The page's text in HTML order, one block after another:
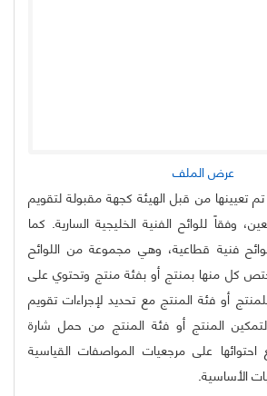
عرض الملف
تعيينها من قبل الهيئة كجهة مقبولة لتقويم
وفقاً للوائح الفنية الخليجية السارية. كما
فنية قطاعية، وهي مجموعة من اللوائح
تختص كل منها بمنتج أو بفئة منتج وتحتوي على
أو فئة المنتج مع تحديد لإجراءات تقويم
المنتج أو فئة المنتج من حمل شارة
احتوائها على مرجعيات المواصفات القياسية
الأساسية.